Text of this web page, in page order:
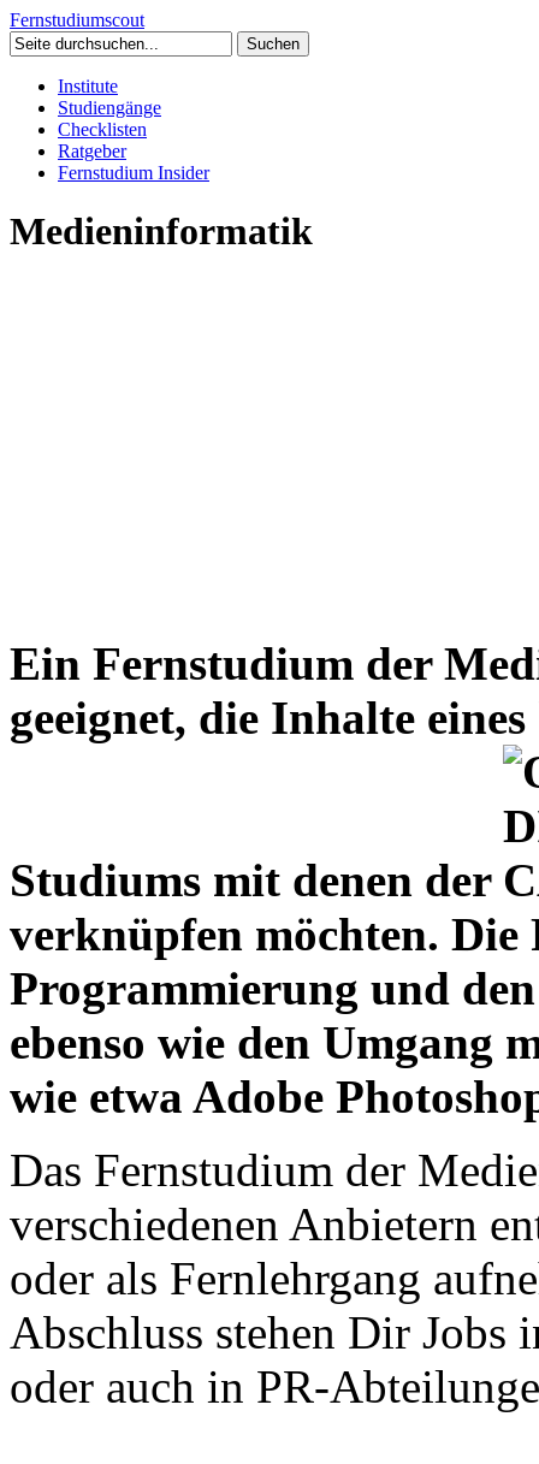
Fernstudiumscout
Institute
Studiengänge
Checklisten
Ratgeber
Fernstudium Insider
Medieninformatik
Ein Fernstudium der
geeignet, die Inhalte
Studiums mit denen der
verknüpfen möchten. Die
Programmierung und
ebenso wie den Umgang
wie etwa Adobe
Das Fernstudium der
verschiedenen Anbietern
oder als Fernlehrgang
Abschluss stehen Dir Jobs
oder auch in PR-